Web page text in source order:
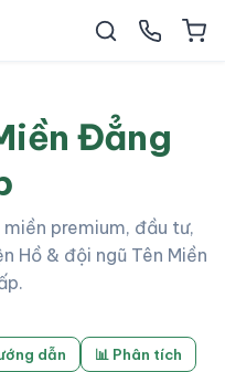
Đẳng
premium, đầu tư,
Hồ & đội ngũ Tên Miền
dẫn
📊 Phân tích